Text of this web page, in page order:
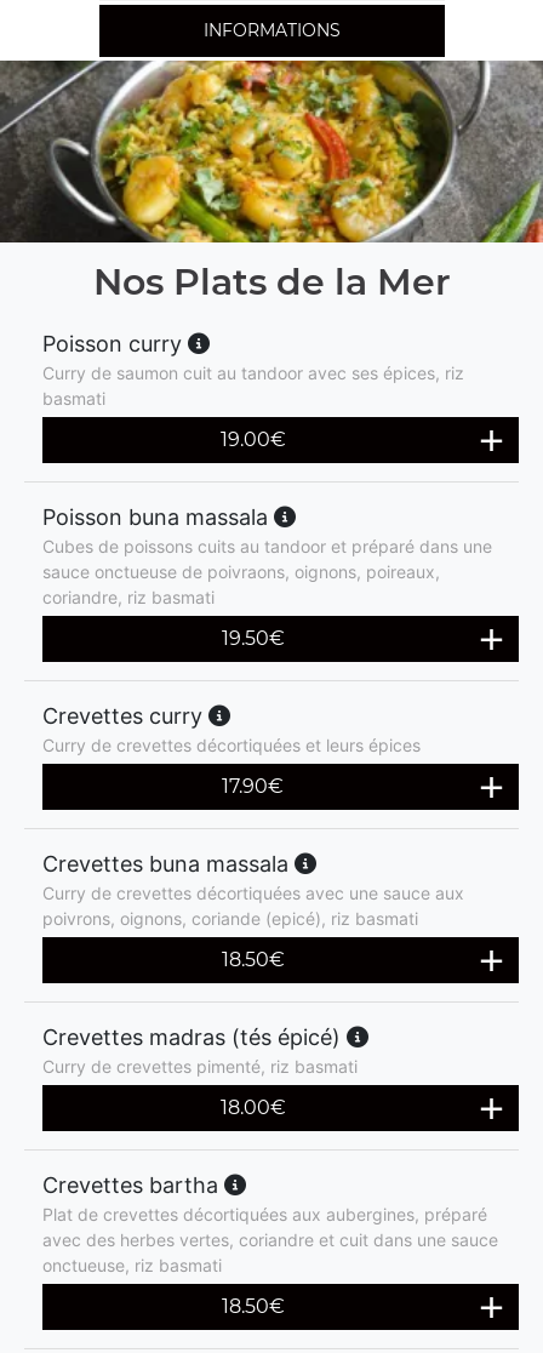
INFORMATIONS
Nos Plats de la Mer
Poisson curry
Curry de saumon cuit au tandoor avec ses épices, riz
basmati
19.00€
Poisson buna massala
Cubes de poissons cuits au tandoor et préparé dans une
sauce onctueuse de poivraons, oignons, poireaux,
coriandre, riz basmati
19.50€
Crevettes curry
Curry de crevettes décortiquées et leurs épices
17.90€
Crevettes buna massala
Curry de crevettes décortiquées avec une sauce aux
poivrons, oignons, coriande (epicé), riz basmati
18.50€
Crevettes madras (tés épicé)
Curry de crevettes pimenté, riz basmati
18.00€
Crevettes bartha
Plat de crevettes décortiquées aux aubergines, préparé
avec des herbes vertes, coriandre et cuit dans une sauce
onctueuse, riz basmati
18.50€